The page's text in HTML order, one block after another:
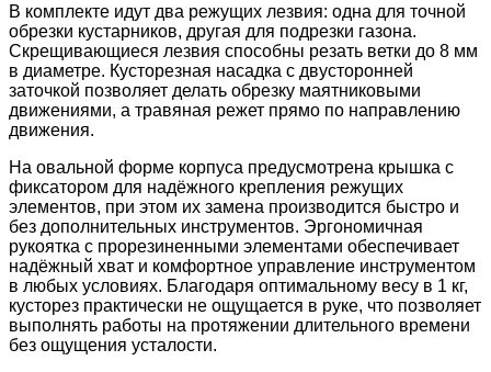
В комплекте идут два режущих лезвия: одна для точной
обрезки кустарников, другая для подрезки газона.
Скрещивающиеся лезвия способны резать ветки до 8 мм
в диаметре. Кусторезная насадка с двусторонней
заточкой позволяет делать обрезку маятниковыми
движениями, а травяная режет прямо по направлению
движения.
На овальной форме корпуса предусмотрена крышка с
фиксатором для надёжного крепления режущих
элементов, при этом их замена производится быстро и
без дополнительных инструментов. Эргономичная
рукоятка с прорезиненными элементами обеспечивает
надёжный хват и комфортное управление инструментом
в любых условиях. Благодаря оптимальному весу в 1 кг,
кусторез практически не ощущается в руке, что позволяет
выполнять работы на протяжении длительного времени
без ощущения усталости.